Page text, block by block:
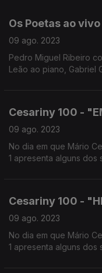
Os Poetas ao
09 ago. 2023
Pedro Miguel Ribeiro
Leão ao piano, Gabriel
Cesariny 100 -
09 ago. 2023
No dia em que Mário
1 apresenta alguns dos
Cesariny 100 -
09 ago. 2023
No dia em que Mário
1 apresenta alguns dos